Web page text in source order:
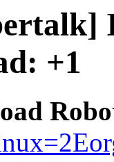
+1